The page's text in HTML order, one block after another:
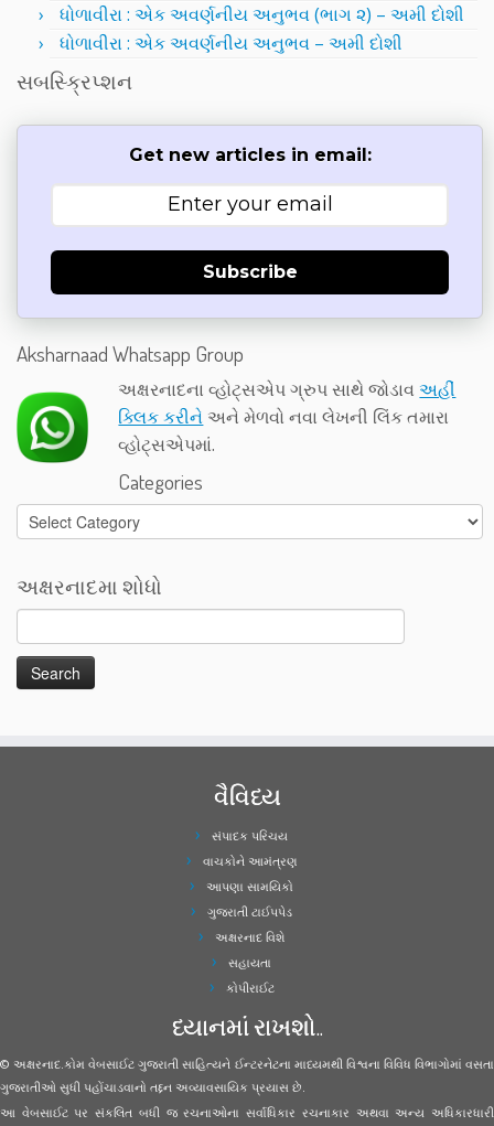
ધોળાવીરા : એક અવર્ણનીય અનુભવ (ભાગ ૨) – અમી દોશી
ધોળાવીરા : એક અવર્ણનીય અનુભવ – અમી દોશી
સબસ્ક્રિપ્શન
Get new articles in email:
Subscribe
Aksharnaad Whatsapp Group
અક્ષરનાદના વ્હોટ્સએપ ગ્રુપ સાથે જોડાવઅહીં
ક્લિક કરીને અને મેળવો નવા લેખની લિંક તમારા
વ્હોટ્સએપમાં.
Categories
Categories
અક્ષરનાદમા શોધો
વૈવિધ્ય
સંપાદક પરિચય
વાચકોને આમંત્રણ
આપણા સામયિકો
ગુજરાતી ટાઈપપેડ
અક્ષરનાદ વિશે
સહાયતા
કોપીરાઈટ
ધ્યાનમાં રાખશો..
© અક્ષરનાદ.કોમ વેબસાઈટ ગુજરાતી સાહિત્યને ઈન્ટરનેટના માધ્યમથી વિશ્વના વિવિધ વિભાગોમાં વસતા
ગુજરાતીઓ સુધી પહોંચાડવાનો તદ્દન અવ્યાવસાયિક પ્રયાસ છે.
આ વેબસાઈટ પર સંકલિત બધી જ રચનાઓના સર્વાધિકાર રચનાકાર અથવા અન્ય અધિકારધારી